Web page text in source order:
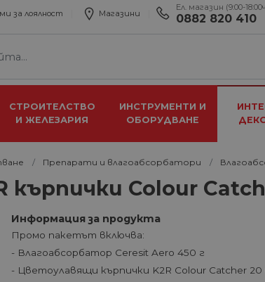
за лоялност Магазини
Ел. магазин (9:00-
0882 820 410
СТРОИТЕЛСТВО
И ЖЕЛЕЗАРИЯ
ИНСТРУМЕНТИ И
ОБОРУДВАНЕ
Препарати и влагоабсорбатори
кърпички Colour
Информация за продукта
Промо пакетът включва:
- Влагоабсорбатор Ceresit Aero 450 г
- Цветоулавящи кърпички K2R Colour Catcher 20